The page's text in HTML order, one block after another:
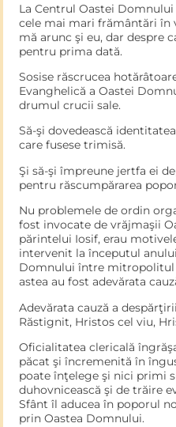
La Centrul Oastei
cele mai mari frământări în
mă arunc şi eu, dar despre
pentru prima dată.
Sosise răscrucea
Evanghelică a Oastei
drumul crucii sale.
Să-şi dovedească
care fusese trimisă.
Şi să-şi împreune jertfa ei
pentru răscumpărarea
Nu problemele de ordin
fost invocate de vrăjmaşii
părintelui Iosif, erau
intervenit la începutul
Domnului între mitropolitul
astea au fost adevărata
Adevărata cauză a
Răstignit, Hristos cel viu,
Oficialitatea clericală
păcat şi încremenită în
poate înţelege şi nici primi
duhovnicească şi de trăire
Sfânt îl aducea în poporul
prin Oastea Domnului.